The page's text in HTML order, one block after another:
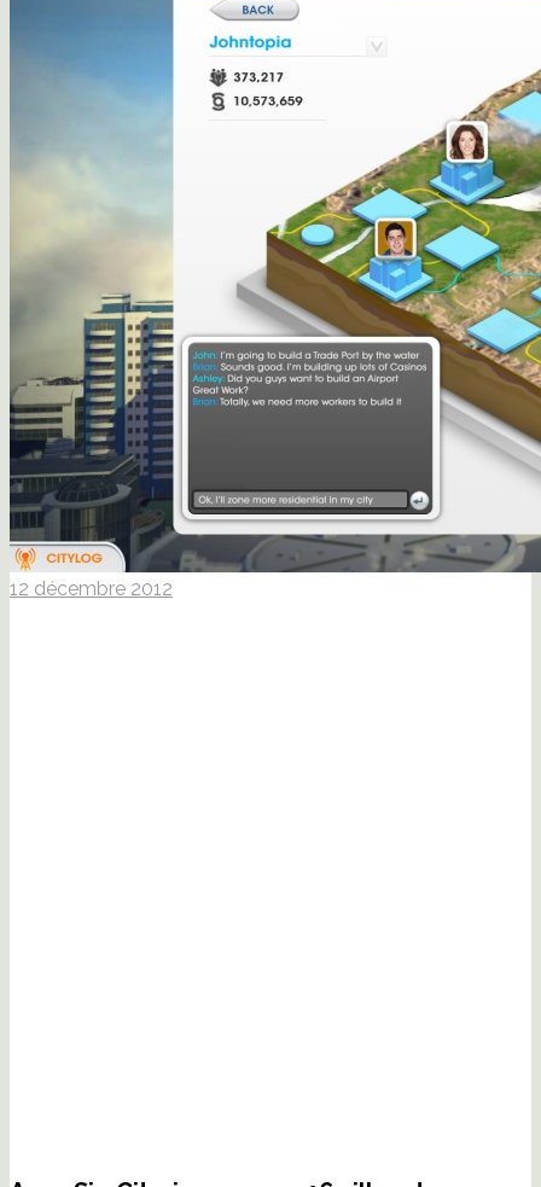
12 décembre 2012